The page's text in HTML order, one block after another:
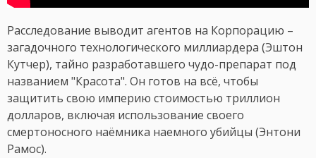
Расследование выводит агентов на Корпорацию –
загадочного технологического миллиардера (Эштон
Кутчер), тайно разработавшего чудо-препарат под
названием "Красота". Он готов на всё, чтобы
защитить свою империю стоимостью триллион
долларов, включая использование своего
смертоносного наёмника наемного убийцы (Энтони
Рамос).